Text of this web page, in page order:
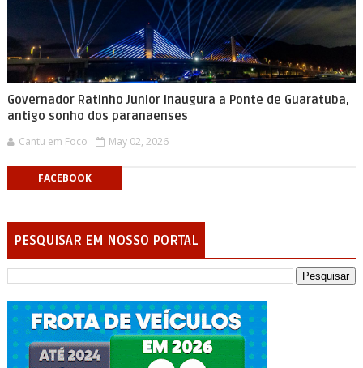
Governador Ratinho Junior inaugura a Ponte de Guaratuba,
antigo sonho dos paranaenses
Cantu em Foco May 02, 2026
FACEBOOK
PESQUISAR EM NOSSO PORTAL